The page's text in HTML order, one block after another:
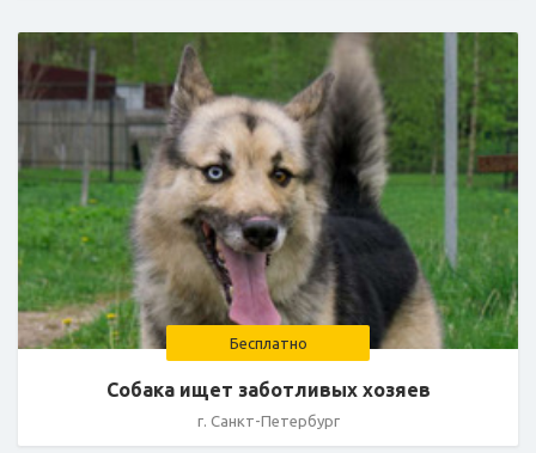
Бесплатно
Собака ищет заботливых хозяев
г. Санкт-Петербург